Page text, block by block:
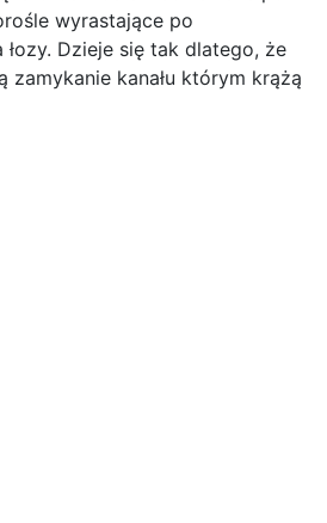
wyrastające po
Dzieje się tak dlatego, że
kanału którym krążą